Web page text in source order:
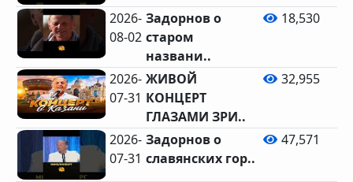
2026-
08-02
Задорнов о
старом
названи..
18,530
2026-
07-31
ЖИВОЙ
КОНЦЕРТ
ГЛАЗАМИ ЗРИ..
32,955
2026-
07-31
Задорнов о
славянских гор..
47,571